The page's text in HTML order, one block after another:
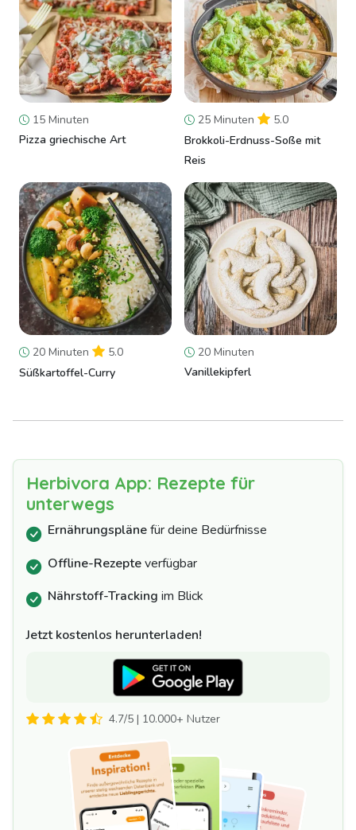
15 Minuten
Pizza griechische Art
25 Minuten
5.0
Brokkoli-Erdnuss-Soße mit
Reis
20 Minuten
5.0
Süßkartoffel-Curry
20 Minuten
Vanillekipferl
Herbivora App: Rezepte für
unterwegs
Ernährungsplänefür deine Bedürfnisse
Offline-Rezepteverfügbar
Nährstoff-Tracking im Blick
Jetzt kostenlos herunterladen!
4.7/5 | 10.000+ Nutzer